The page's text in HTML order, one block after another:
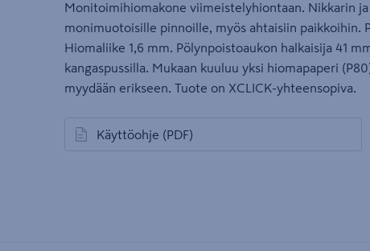
Monitoimihiomakone viimeistelyhiontaan. Nikkarin
monimuotoisille pinnoille, myös ahtaisiin paikkoihin.
Hiomaliike 1,6 mm. Pölynpoistoaukon halkaisija 41
kangaspussilla. Mukaan kuuluu yksi hiomapaperi
myydään erikseen. Tuote on XCLICK-yhteensopiva.
Käyttöohje (PDF)
avautuu uuteen välilehteen